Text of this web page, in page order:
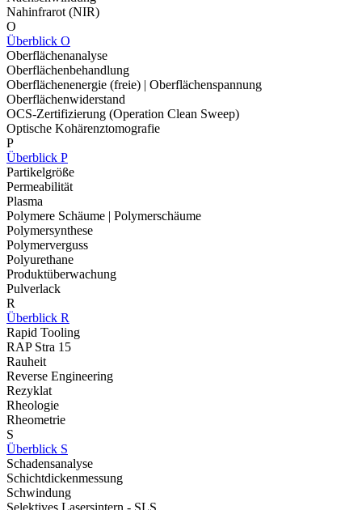
Nahinfrarot (NIR)
O
Überblick O
Oberflächenanalyse
Oberflächenbehandlung
Oberflächenenergie (freie) | Oberflächenspannung
Oberflächenwiderstand
OCS-Zertifizierung (Operation Clean Sweep)
Optische Kohärenztomografie
P
Überblick P
Partikelgröße
Permeabilität
Plasma
Polymere Schäume | Polymerschäume
Polymersynthese
Polymerverguss
Polyurethane
Produktüberwachung
Pulverlack
R
Überblick R
Rapid Tooling
RAP Stra 15
Rauheit
Reverse Engineering
Rezyklat
Rheologie
Rheometrie
S
Überblick S
Schadensanalyse
Schichtdickenmessung
Schwindung
Selektives Lasersintern - SLS